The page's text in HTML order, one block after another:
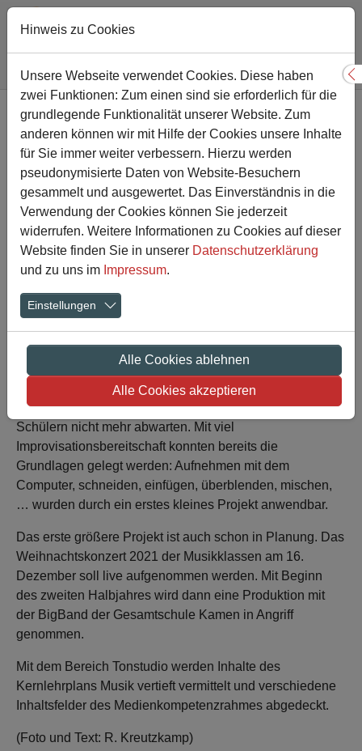
Zum Hauptinhalt springen
Sie sind hier:
Gesamtschule Nachricht
AG Tonstudio gestartet!
15.11.2021
Die Räume sind zwar noch nicht umgebaut, die Technik
ist aber bereits vorhanden, professionelle Software auch.
Da konnte es eine kleine Gruppe von Schülerinnen und
Schülern nicht mehr abwarten. Mit viel
Improvisationsbereitschaft konnten bereits die
Grundlagen gelegt werden: Aufnehmen mit dem
Computer, schneiden, einfügen, überblenden, mischen,
… wurden durch ein erstes kleines Projekt anwendbar.
Das erste größere Projekt ist auch schon in Planung. Das
Weihnachtskonzert 2021 der Musikklassen am 16.
Dezember soll live aufgenommen werden. Mit Beginn
des zweiten Halbjahres wird dann eine Produktion mit
der BigBand der Gesamtschule Kamen in Angriff
genommen.
Mit dem Bereich Tonstudio werden Inhalte des
Kernlehrplans Musik vertieft vermittelt und verschiedene
Inhaltsfelder des Medienkompetenzrahmes abgedeckt.
(Foto und Text: R. Kreutzkamp)
Hinweis zu Cookies
Unsere Webseite verwendet Cookies. Diese haben
zwei Funktionen: Zum einen sind sie erforderlich für die
grundlegende Funktionalität unserer Website. Zum
anderen können wir mit Hilfe der Cookies unsere Inhalte
für Sie immer weiter verbessern. Hierzu werden
pseudonymisierte Daten von Website-Besuchern
gesammelt und ausgewertet. Das Einverständnis in die
Verwendung der Cookies können Sie jederzeit
widerrufen. Weitere Informationen zu Cookies auf dieser
Website finden Sie in unserer Datenschutzerklärung
und zu uns im Impressum.
Einstellungen
Alle Cookies ablehnen
Alle Cookies akzeptieren